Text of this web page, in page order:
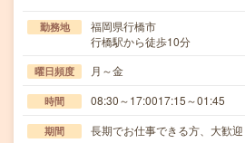
勤務地
福岡県行橋市
行橋駅から徒歩10分
曜日頻度 月～金
時間 08:30～17:0017:15～01:45
期間 長期でお仕事できる方、大歓迎